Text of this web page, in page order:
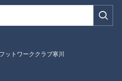
ットワーククラブ寒川